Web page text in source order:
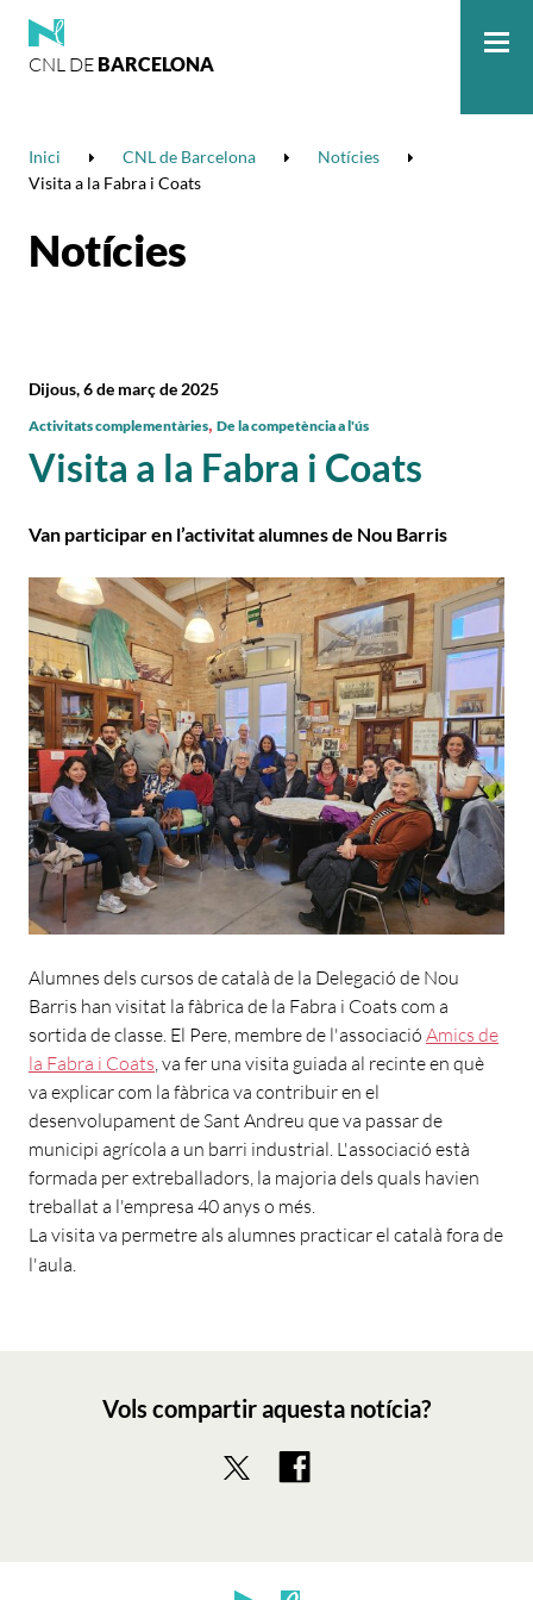
CNL DE BARCELONA
Inici CNL de Barcelona
Notícies
Visita a la Fabra i Coats
Notícies
Visita a la Fabra i Coats
Dijous, 6 de març de 2025
Activitats complementàries, De la competència a l'ús
Van participar en l’activitat alumnes de Nou Barris
Alumnes dels cursos de català de la Delegació de Nou
Barris han visitat la fàbrica de la Fabra i Coats com a
sortida de classe. El Pere, membre de l'associació Amics de
la Fabra i Coats, va fer una visita guiada al recinte en què
va explicar com la fàbrica va contribuir en el
desenvolupament de Sant Andreu que va passar de
municipi agrícola a un barri industrial. L'associació està
formada per extreballadors, la majoria dels quals havien
treballat a l'empresa 40 anys o més.
La visita va permetre als alumnes practicar el català fora de
l'aula.
Vols compartir aquesta notícia?